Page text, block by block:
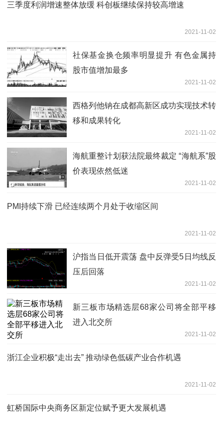
三季度利润增速整体放缓 科创板继续保持较高增速
2021-11-02
社保基金换仓频率明显提升 有色金属持
股市值增加最多
2021-11-02
西格列他钠在成都高新区成功实现技术转
移和成果转化
2021-11-02
海航重整计划获法院最终裁定 “海航系”股
价表现依然低迷
2021-11-02
PMI持续下滑 已经连续两个月处于收缩区间
2021-11-02
沪指当日低开震荡 盘中反弹受5日均线反
压后回落
2021-11-02
新三板市场精选层68家公司将全部平移
进入北交所
2021-11-02
浙江企业积极“走出去” 推动绿色低碳产业合作机遇
2021-11-02
虹桥国际中央商务区新定位赋予更大发展机遇